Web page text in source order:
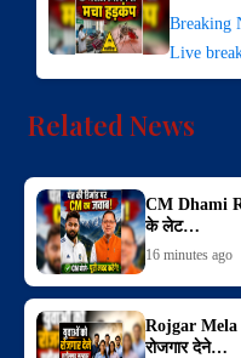
Breaking
Live
Related News
CM Dhami
के लेट…
16 minutes ago
Rojgar Mela
रोजगार देने…